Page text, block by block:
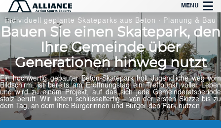
Zum
Inhalt
springen
MENU
Individuell geplante Skateparks aus Beton · Planung & Bau
Bauen Sie einen Skatepark, den
Ihre Gemeinde über
Generationen hinweg nutzt
Ein hochwertig gebauter Beton-Skatepark holt Jugendliche weg vom
Bildschirm, ist bereits am Eröffnungstag ein Treffpunkt voller Leben
und wird zu einem Projekt, auf das sich jede Gemeinderatsperiode
stolz beruft. Wir liefern schlüsselfertig – von der ersten Skizze bis zu
dem Tag, an dem Ihre Bürgerinnen und Bürger den Park nutzen.